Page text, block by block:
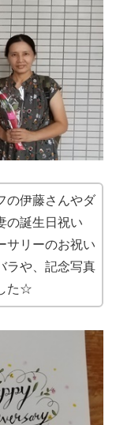
の伊藤さんやダ
の誕生日祝い
サリーのお祝い
ラや、記念写真
た☆